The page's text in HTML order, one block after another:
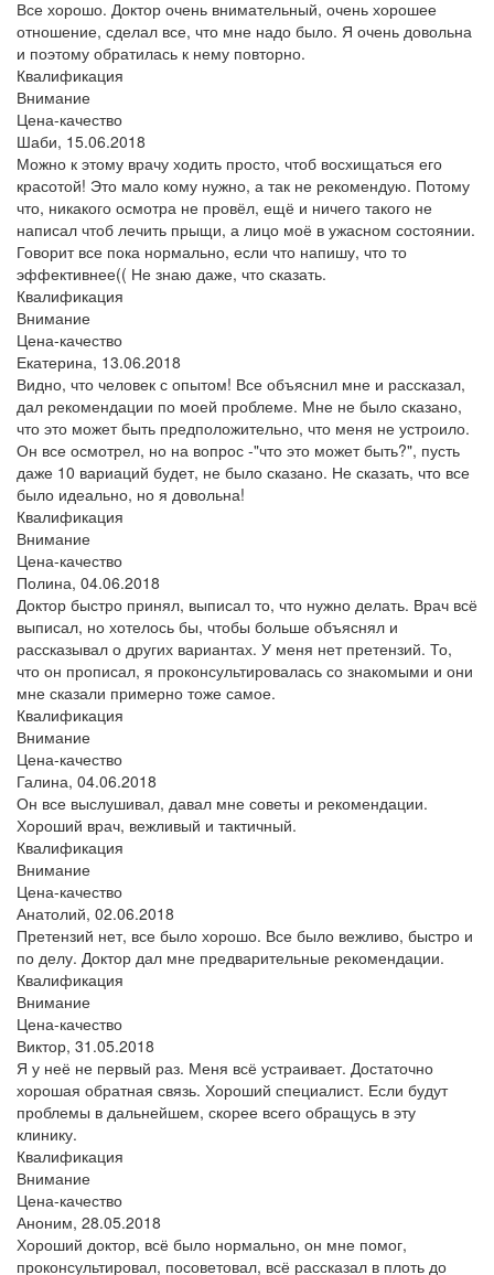
Все хорошо. Доктор очень внимательный, очень хорошее
отношение, сделал все, что мне надо было. Я очень довольна
и поэтому обратилась к нему повторно.
Квалификация
Внимание
Цена-качество
Шаби, 15.06.2018
Можно к этому врачу ходить просто, чтоб восхищаться его
красотой! Это мало кому нужно, а так не рекомендую. Потому
что, никакого осмотра не провёл, ещё и ничего такого не
написал чтоб лечить прыщи, а лицо моё в ужасном состоянии.
Говорит все пока нормально, если что напишу, что то
эффективнее(( Не знаю даже, что сказать.
Квалификация
Внимание
Цена-качество
Екатерина, 13.06.2018
Видно, что человек с опытом! Все объяснил мне и рассказал,
дал рекомендации по моей проблеме. Мне не было сказано,
что это может быть предположительно, что меня не устроило.
Он все осмотрел, но на вопрос -"что это может быть?", пусть
даже 10 вариаций будет, не было сказано. Не сказать, что все
было идеально, но я довольна!
Квалификация
Внимание
Цена-качество
Полина, 04.06.2018
Доктор быстро принял, выписал то, что нужно делать. Врач всё
выписал, но хотелось бы, чтобы больше объяснял и
рассказывал о других вариантах. У меня нет претензий. То,
что он прописал, я проконсультировалась со знакомыми и они
мне сказали примерно тоже самое.
Квалификация
Внимание
Цена-качество
Галина, 04.06.2018
Он все выслушивал, давал мне советы и рекомендации.
Хороший врач, вежливый и тактичный.
Квалификация
Внимание
Цена-качество
Анатолий, 02.06.2018
Претензий нет, все было хорошо. Все было вежливо, быстро и
по делу. Доктор дал мне предварительные рекомендации.
Квалификация
Внимание
Цена-качество
Виктор, 31.05.2018
Я у неё не первый раз. Меня всё устраивает. Достаточно
хорошая обратная связь. Хороший специалист. Если будут
проблемы в дальнейшем, скорее всего обращусь в эту
клинику.
Квалификация
Внимание
Цена-качество
Аноним, 28.05.2018
Хороший доктор, всё было нормально, он мне помог,
проконсультировал, посоветовал, всё рассказал в плоть до